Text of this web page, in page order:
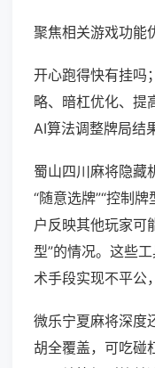
聚焦相关游戏功能
开心跑得快有挂吗
略、暗杠优化、提
AI算法调整牌局结
蜀山四川麻将隐藏
“随意选牌”“控制
户反映其他玩家可
型”的情况。这些
术手段实现不平公
微乐宁夏麻将深度
胡全覆盖，可吃碰